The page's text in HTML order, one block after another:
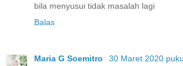
bila menyusui tidak masalah lagi
Balas
Maria G Soemitro
30 Maret 2020